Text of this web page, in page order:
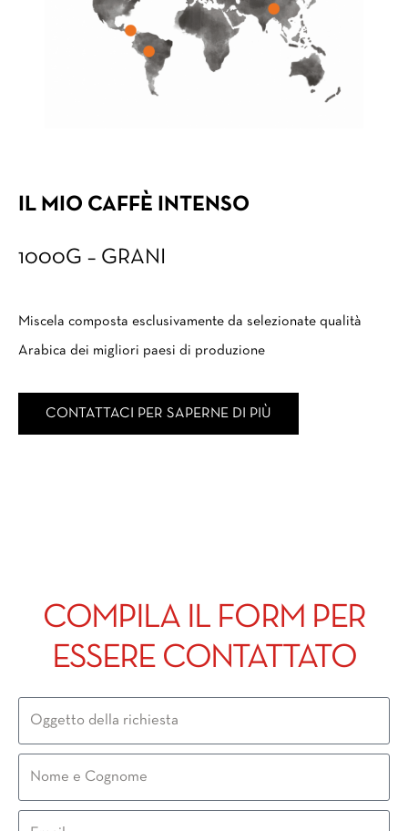
IL MIO CAFFÈ INTENSO
1000G – GRANI
Miscela composta esclusivamente da selezionate qualità
Arabica dei migliori paesi di produzione
CONTATTACI PER SAPERNE DI PIÙ
COMPILA IL FORM PER
ESSERE CONTATTATO